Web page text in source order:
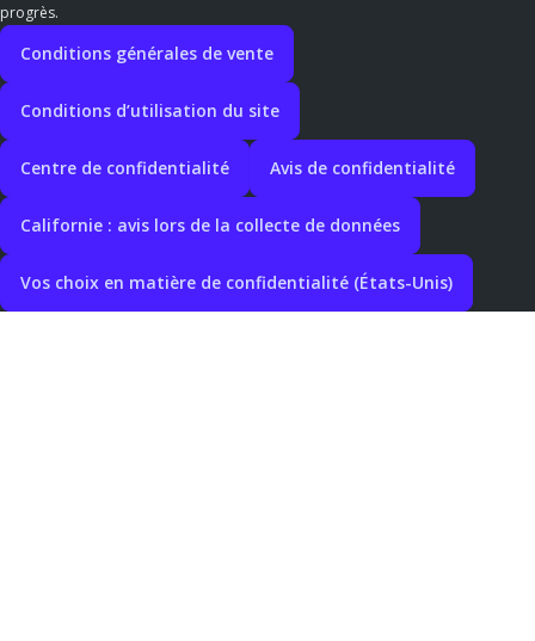
progrès.
Conditions générales de vente
Conditions d’utilisation du site
Centre de confidentialité Avis de confidentialité
Californie : avis lors de la collecte de données
Vos choix en matière de confidentialité (États-Unis)